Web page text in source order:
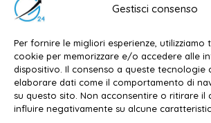
Gestisci consenso
Per fornire le migliori esperienze, utilizziamo
cookie per memorizzare e/o accedere alle
dispositivo. Il consenso a queste tecnologie
elaborare dati come il comportamento di
su questo sito. Non acconsentire o ritirare il
influire negativamente su alcune
Email:
redazione@galatina24.it
Privacy policy–Cookie policy
© 2020-2026 |